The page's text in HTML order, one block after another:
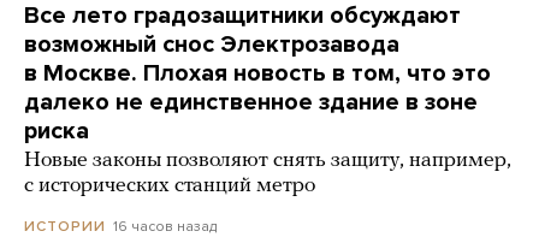
Все лето градозащитники обсуждают
возможный снос Электрозавода
в Москве. Плохая новость в том, что это
далеко не единственное здание в зоне
риска
Новые законы позволяют снять защиту, например,
с исторических станций метро
ИСТОРИИ 16 часов назад